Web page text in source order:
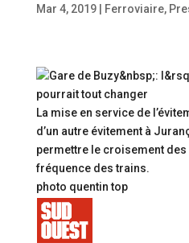
Mar 4, 2019| Ferroviaire,
La mise en service de
d’un autre évitement à
permettre le croisement
fréquence des trains.
photo quentin top